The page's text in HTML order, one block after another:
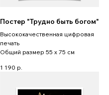
Постер "Трудно быть богом"
Высококачественная цифровая
печать
Общий размер 55 x 75 см
1 190 р.